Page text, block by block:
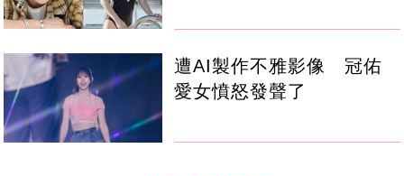
遭AI製作不雅影像 冠佑
愛女憤怒發聲了